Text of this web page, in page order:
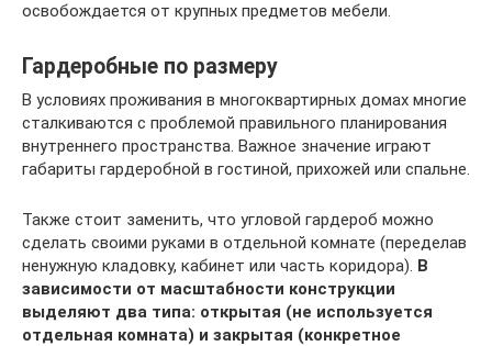
освобождается от крупных предметов мебели.
Гардеробные по размеру
В условиях проживания в многоквартирных домах многие
сталкиваются с проблемой правильного планирования
внутреннего пространства. Важное значение играют
габариты гардеробной в гостиной, прихожей или спальне.
Также стоит заменить, что угловой гардероб можно
сделать своими руками в отдельной комнате (переделав
ненужную кладовку, кабинет или часть коридора). В
зависимости от масштабности конструкции
выделяют два типа: открытая (не используется
отдельная комната) и закрытая (конкретное